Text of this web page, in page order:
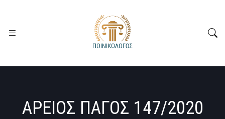
ΑΡΕΙΟΣ ΠΑΓΟΣ 147/2020